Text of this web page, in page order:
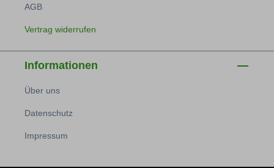
AGB
Vertrag widerrufen
Informationen
Über uns
Datenschutz
Impressum